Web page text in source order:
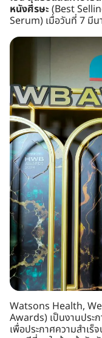
หนังศีรษะ (Best
Serum) เมื่อวันที่ 7 มี
Watsons Health,
Awards) เป็นงานประ
เพื่อประกาศความสำเ